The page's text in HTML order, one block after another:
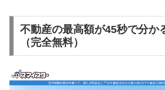
不動産の最高額が45秒で分か
（完全無料）